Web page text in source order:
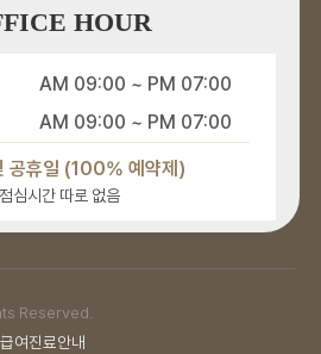
HOUR
AM 09:00 ~ PM 07:00
AM 09:00 ~ PM 07:00
공휴일 (100% 예약제)
점심시간 따로 없음
Reserved.
여진료안내